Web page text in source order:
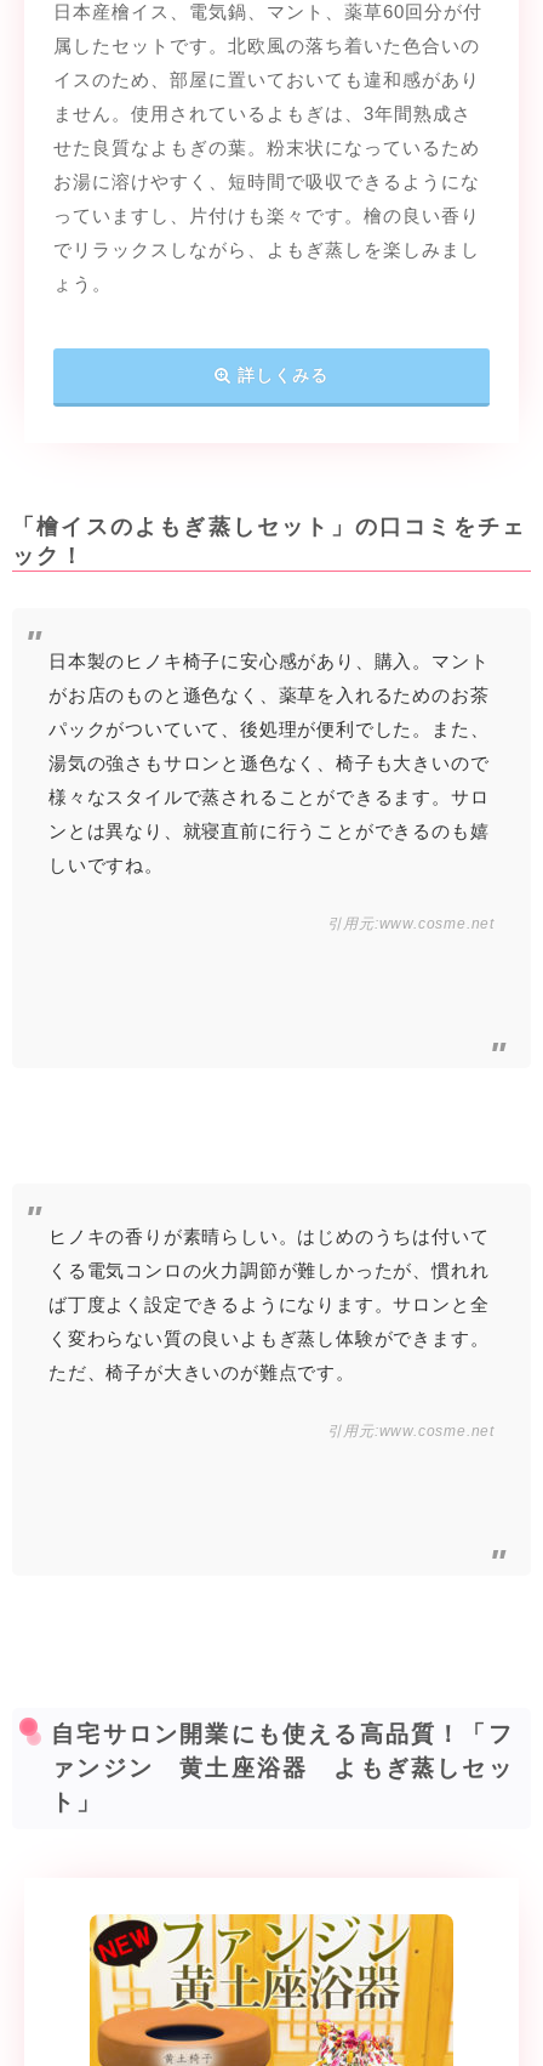
日本産檜イス、電気鍋、マント、薬草60回分が付
属したセットです。北欧風の落ち着いた色合いの
イスのため、部屋に置いておいても違和感があり
ません。使用されているよもぎは、3年間熟成さ
せた良質なよもぎの葉。粉末状になっているため
お湯に溶けやすく、短時間で吸収できるようにな
っていますし、片付けも楽々です。檜の良い香り
でリラックスしながら、よもぎ蒸しを楽しみまし
ょう。
詳しくみる
「檜イスのよもぎ蒸しセット」の口コミをチェ
ック！
日本製のヒノキ椅子に安心感があり、購入。マント
がお店のものと遜色なく、薬草を入れるためのお茶
パックがついていて、後処理が便利でした。また、
湯気の強さもサロンと遜色なく、椅子も大きいので
様々なスタイルで蒸されることができるます。サロ
ンとは異なり、就寝直前に行うことができるのも嬉
しいですね。
引用元:www.cosme.net
ヒノキの香りが素晴らしい。はじめのうちは付いて
くる電気コンロの火力調節が難しかったが、慣れれ
ば丁度よく設定できるようになります。サロンと全
く変わらない質の良いよもぎ蒸し体験ができます。
ただ、椅子が大きいのが難点です。
引用元:www.cosme.net
自宅サロン開業にも使える高品質！「フ
ァンジン 黄土座浴器 よもぎ蒸しセッ
ト」